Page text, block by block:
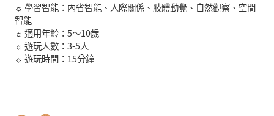
☼ 學習智能：內省智能、人際關係、肢體動覺、自然觀察、空間
智能
☼ 適用年齡：5～10歲
☼ 遊玩人數：3-5人
☼ 遊玩時間：15分鐘